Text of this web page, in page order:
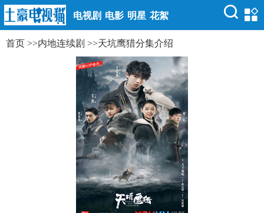
电视剧 电影 明星 花絮
首页 >>内地连续剧 >>天坑鹰猎分集介绍